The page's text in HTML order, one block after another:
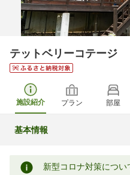
テットベリーコテージ
施設紹介 プラン 部屋
基本情報
新型コロナ対策につい